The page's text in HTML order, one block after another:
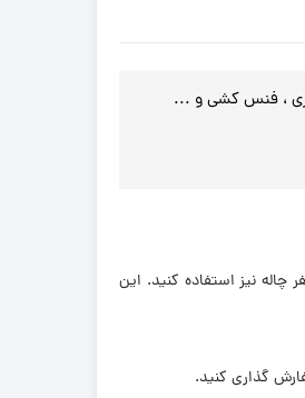
، فنس کشی و ...
نیز استفاده کنید. این
گذاری کنید.